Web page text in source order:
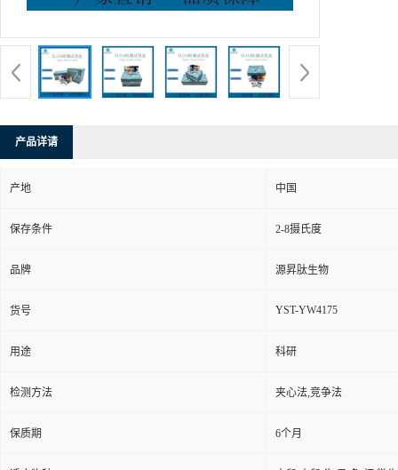
产品详请
产地 中国
保存条件 2-8摄氏度
品牌 源昇肽生物
货号 YST-YW4175
用途 科研
检测方法 夹心法,竞争法
保质期 6个月